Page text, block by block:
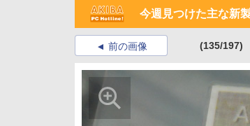
今週見つけた主な新
前の画像 (135/197)